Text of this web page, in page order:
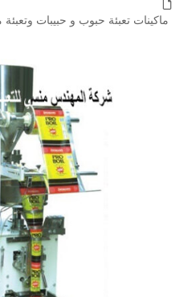
ماكينات تعبئة حبوب و حبيبات